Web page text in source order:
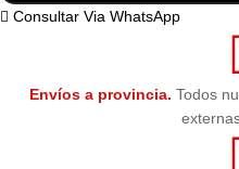
Consultar Via WhatsApp
Envíos a provincia. Todos